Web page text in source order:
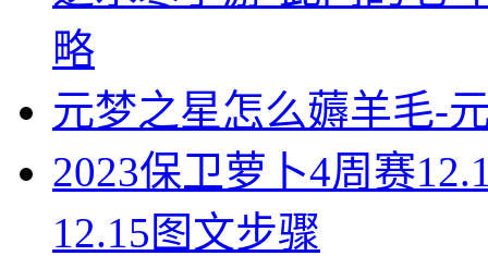
略
元梦之星怎么薅羊毛-
2023保卫萝卜4周赛
12.15图文步骤